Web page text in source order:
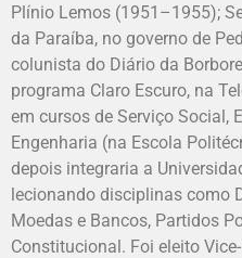
Plínio Lemos (1951–1955);
da Paraíba, no governo de
colunista do Diário da
programa Claro Escuro, na
em cursos de Serviço Social,
Engenharia (na Escola
depois integraria a
lecionando disciplinas como
Moedas e Bancos, Partidos
Constitucional. Foi eleito